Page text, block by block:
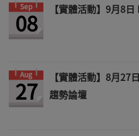
Sep
08 【實體活動】9月8
Aug
27
【實體活動】8月27
趨勢論壇